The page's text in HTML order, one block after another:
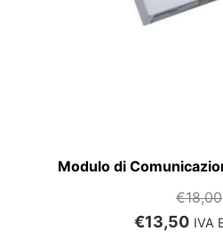
Modulo di
€18,00
€13,50 IVA